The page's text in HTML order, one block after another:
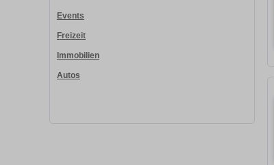
Events
Freizeit
Immobilien
Autos